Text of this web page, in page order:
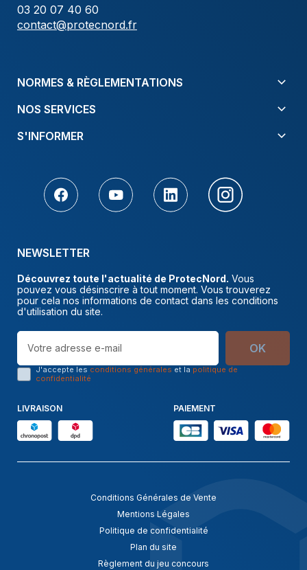
03 20 07 40 60
contact@protecnord.fr
NORMES & RÈGLEMENTATIONS
NOS SERVICES
S'INFORMER
NEWSLETTER
Découvrez toute l'actualité de ProtecNord. Vous
pouvez vous désinscrire à tout moment. Vous trouverez
pour cela nos informations de contact dans les conditions
d'utilisation du site.
OK
J'accepte les conditions générales et la politique de
confidentialité
LIVRAISON PAIEMENT
Conditions Générales de Vente
Mentions Légales
Politique de confidentialité
Plan du site
Règlement du jeu concours